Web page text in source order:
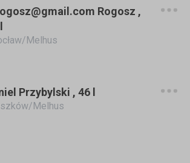
Rogosz ,
Melhus
Przybylski , 46 l
Melhus